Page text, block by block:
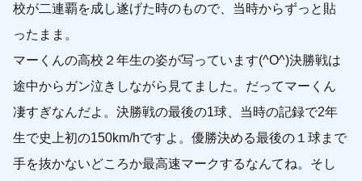
校が二連覇を成し遂げた時のもので、当時からずっと貼
ったまま。
マーくんの高校２年生の姿が写っています(^O^)決勝戦は
途中からガン泣きしながら見てました。だってマーくん
凄すぎなんだよ。決勝戦の最後の1球、当時の記録で2年
生で史上初の150km/hですよ。優勝決める最後の１球まで
手を抜かないどころか最高速マークするなんてね。そし